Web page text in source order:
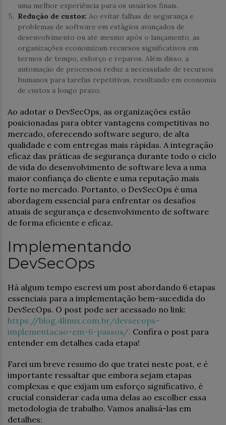
uma melhor experiência para os usuários finais.
Redução de custos: Ao evitar falhas de segurança e
problemas de software em estágios avançados de
desenvolvimento ou até mesmo após o lançamento, as
organizações economizam recursos significativos em
termos de tempo, esforço e reparos. Além disso, a
automação de processos reduz a necessidade de recursos
humanos para tarefas repetitivas, resultando em economia
de custos a longo prazo.
Ao adotar o DevSecOps, as organizações estão
posicionadas para obter vantagens competitivas no
mercado, oferecendo software seguro, de alta
qualidade e com entregas mais rápidas. A integração
eficaz das práticas de segurança durante todo o ciclo
de vida do desenvolvimento de software leva a uma
maior confiança do cliente e uma reputação mais
forte no mercado. Portanto, o DevSecOps é uma
abordagem essencial para enfrentar os desafios
atuais de segurança e desenvolvimento de software
de forma eficiente e eficaz.
Implementando
DevSecOps
Há algum tempo escrevi um post abordando 6 etapas
essenciais para a implementação bem-sucedida do
DevSecOps. O post pode ser acessado no link:
https://blog.4linux.com.br/devsecops-
implementacao-em-6-passos/. Confira o post para
entender em detalhes cada etapa!
Farei um breve resumo do que tratei neste post, e é
importante ressaltar que embora sejam etapas
complexas e que exijam um esforço significativo, é
crucial considerar cada uma delas ao escolher essa
metodologia de trabalho. Vamos analisá-las em
detalhes: